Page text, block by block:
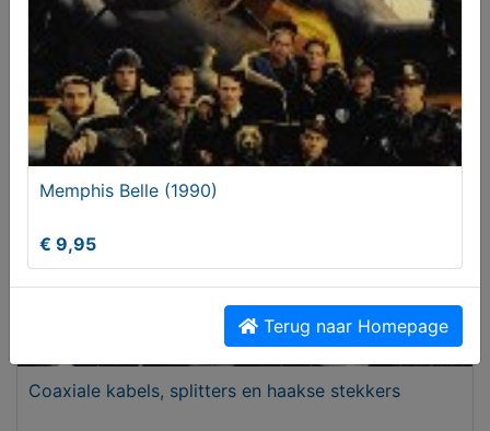
Analyze This (1999) DVD USA Edition
€ 6,95
Coaxiale kabels, splitters en haakse stekkers
Memphis Belle (1990)
€ 9,95
Terug naar Homepage